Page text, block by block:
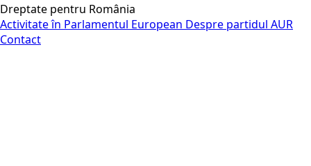
Dreptate pentru România
Activitate în Parlamentul European Despre partidul AUR
Contact